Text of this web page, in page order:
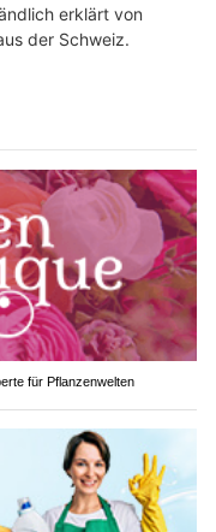
erklärt von
der Schweiz.
für Pflanzenwelten